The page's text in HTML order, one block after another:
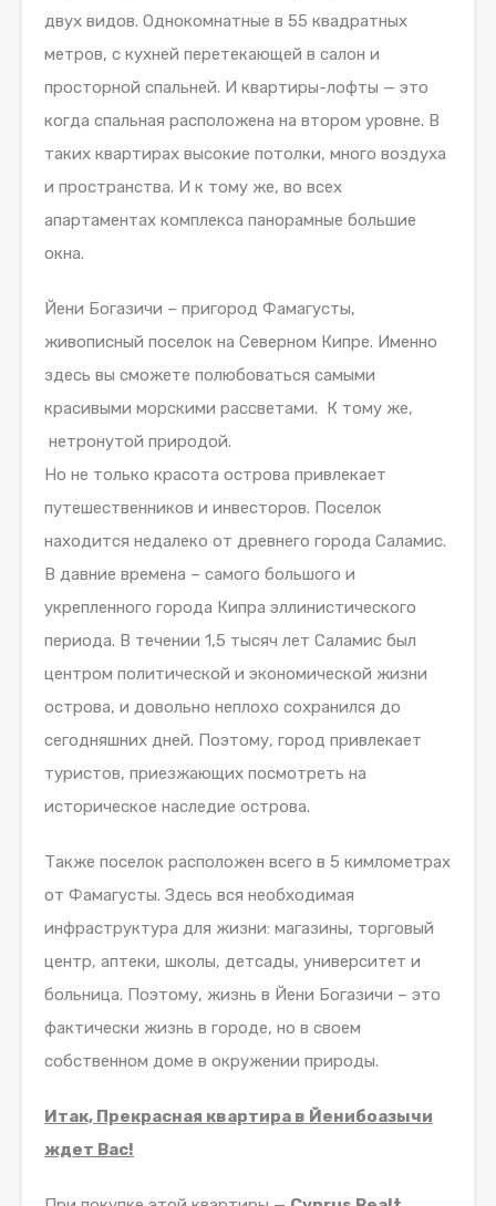
двух видов. Однокомнатные в 55 квадратных
метров, с кухней перетекающей в салон и
просторной спальней. И квартиры-лофты — это
когда спальная расположена на втором уровне. В
таких квартирах высокие потолки, много воздуха
и пространства. И к тому же, во всех
апартаментах комплекса панорамные большие
окна.
Йени Богазичи – пригород Фамагусты,
живописный поселок на Северном Кипре. Именно
здесь вы сможете полюбоваться самыми
красивыми морскими рассветами. К тому же,
нетронутой природой.
Но не только красота острова привлекает
путешественников и инвесторов. Поселок
находится недалеко от древнего города Саламис.
В давние времена – самого большого и
укрепленного города Кипра эллинистического
периода. В течении 1,5 тысяч лет Саламис был
центром политической и экономической жизни
острова, и довольно неплохо сохранился до
сегодняшних дней. Поэтому, город привлекает
туристов, приезжающих посмотреть на
историческое наследие острова.
Также поселок расположен всего в 5 кимлометрах
от Фамагусты. Здесь вся необходимая
инфраструктура для жизни: магазины, торговый
центр, аптеки, школы, детсады, университет и
больница. Поэтому, жизнь в Йени Богазичи – это
фактически жизнь в городе, но в своем
собственном доме в окружении природы.
Итак, Прекрасная квартира в Йенибоазычи
ждет Вас!